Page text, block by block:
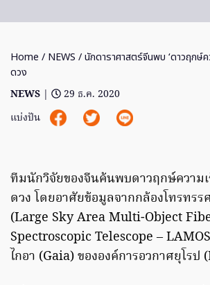
Home / NEWS / นักดาราศาสตร์จีนพบ ‘ดาวฤกษ์ค
ดวง
NEWS |
29 ธ.ค. 2020
แบ่งปัน
ทีมนักวิจัยของจีนค้นพบดาวฤกษ์ความเ
ดวง โดยอาศัยข้อมูลจากกล้องโทรทร
(Large Sky Area Multi-Object
Spectroscopic Telescope –
ไกอา (Gaia) ขององค์การอวกาศยุโรป